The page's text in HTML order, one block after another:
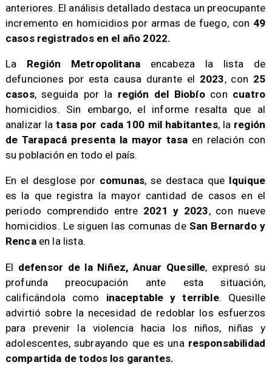
anteriores. El análisis detallado destaca un preocupante
incremento en homicidios por armas de fuego, con 49
casos registrados en el año 2022.
​La Región Metropolitana encabeza la lista de
defunciones por esta causa durante el 2023, con 25
casos, seguida por la región del Biobíocon cuatro
homicidios. Sin embargo, el informe resalta que al
analizar la tasa por cada 100 mil habitantes, la región
de Tarapacá presenta la mayor tasa en relación con
su población en todo el país.
​En el desglose por comunas, se destaca que Iquique
es la que registra la mayor cantidad de casos en el
periodo comprendido entre 2021 y 2023, con nueve
homicidios. Le siguen las comunas de San Bernardo y
Rencaen la lista.
​El defensor de la Niñez, Anuar Quesille, expresó su
profunda preocupación ante esta situación,
calificándola como inaceptable y terrible. Quesille
advirtió sobre la necesidad de redoblar los esfuerzos
para prevenir la violencia hacia los niños, niñas y
adolescentes, subrayando que es una responsabilidad
compartida de todos los garantes.